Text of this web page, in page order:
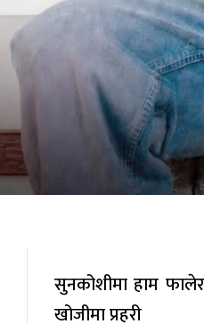
सुनकोशीमा हाम फालेर
खोजीमा प्रहरी